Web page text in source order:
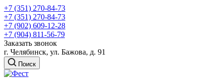
+7 (351) 270-84-73
+7 (351) 270-84-73
+7 (902) 609-12-28
+7 (904) 811-56-79
Заказать звонок
г. Челябинск, ул. Бажова, д. 91
Поиск